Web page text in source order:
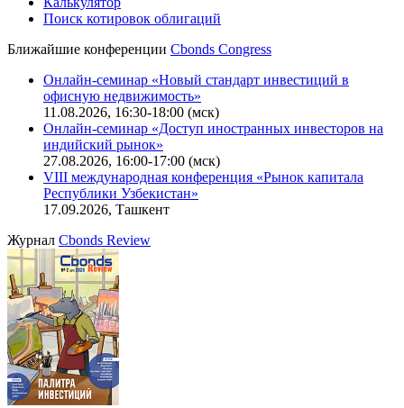
Поиск котировок облигаций
Ближайшие конференции Cbonds Congress
Онлайн-семинар «Новый стандарт инвестиций в
офисную недвижимость»
11.08.2026, 16:30-18:00 (мск)
Онлайн-семинар «Доступ иностранных инвесторов на
индийский рынок»
27.08.2026, 16:00-17:00 (мск)
VIII международная конференция «Рынок капитала
Республики Узбекистан»
17.09.2026, Ташкент
Журнал Cbonds Review